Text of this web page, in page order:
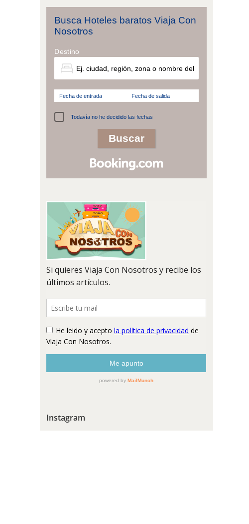
Busca Hoteles baratos Viaja Con
Nosotros
Destino
Fecha de entrada Fecha de salida
Todavía no he decidido las fechas
Instagram